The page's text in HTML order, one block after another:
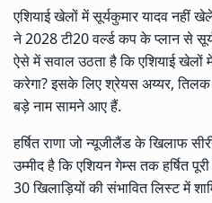
एशियाई खेलों में सूर्यकुमार यादव नहीं
ने 2028 टी20 वर्ल्ड कप के प्लान से
ऐसे में सवाल उठता है कि एशियाई खेलों
करेगा? इसके लिए श्रेयस अय्यर,
बड़े नाम सामने आए हैं.
हर्षित राणा जो न्यूजीलैंड के खिलाफ
उम्मीद है कि एशियन गेम्स तक हर्षित
30 खिलाड़ियों की संभावित लिस्ट में